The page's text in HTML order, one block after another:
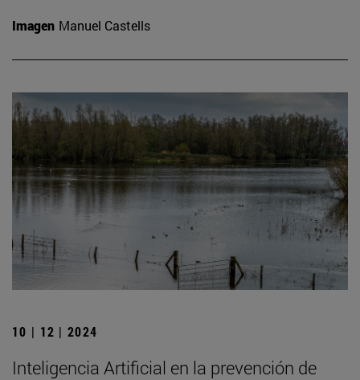
Imagen Manuel Castells
10 | 12 | 2024
Inteligencia Artificial en la prevención de